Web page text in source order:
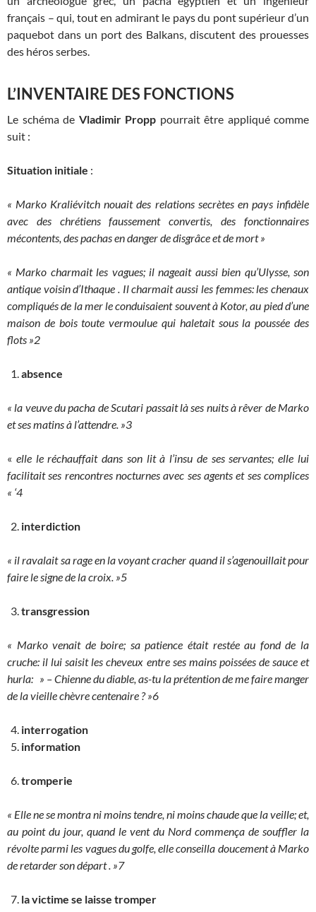
français – qui, tout en admirant le pays du pont supérieur d’un
paquebot dans un port des Balkans, discutent des prouesses
des héros serbes.
L’INVENTAIRE DES FONCTIONS
Le schéma de Vladimir Propp pourrait être appliqué comme
suit :
Situation initiale :
« Marko Kraliévitch nouait des relations secrètes en pays infidèle
avec des chrétiens faussement convertis, des fonctionnaires
mécontents, des pachas en danger de disgrâce et de mort »
« Marko charmait les vagues; il nageait aussi bien qu’Ulysse, son
antique voisin d’Ithaque . Il charmait aussi les femmes: les chenaux
compliqués de la mer le conduisaient souvent à Kotor, au pied d’une
maison de bois toute vermoulue qui haletait sous la poussée des
flots »2
absence
« la veuve du pacha de Scutari passait là ses nuits à rêver de Marko
et ses matins à l’attendre. »3
« elle le réchauffait dans son lit à l’insu de ses servantes; elle lui
facilitait ses rencontres nocturnes avec ses agents et ses complices
« ‘4
interdiction
« il ravalait sa rage en la voyant cracher quand il s’agenouillait pour
faire le signe de la croix. »5
transgression
« Marko venait de boire; sa patience était restée au fond de la
cruche: il lui saisit les cheveux entre ses mains poissées de sauce et
hurla: » – Chienne du diable, as-tu la prétention de me faire manger
de la vieille chèvre centenaire ? »6
interrogation
information
tromperie
« Elle ne se montra ni moins tendre, ni moins chaude que la veille; et,
au point du jour, quand le vent du Nord commença de souffler la
révolte parmi les vagues du golfe, elle conseilla doucement à Marko
de retarder son départ . »7
la victime se laisse tromper